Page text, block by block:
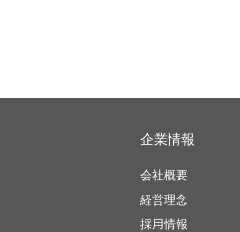
企業情報
会社概要
経営理念
採用情報